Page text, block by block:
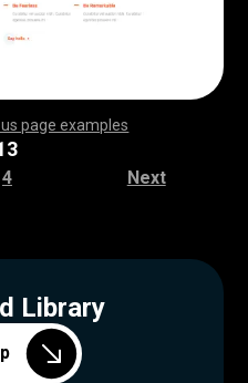
page examples
,,,,,,,,,,,,,,,,,,,,
,,,,,,,,,,,,,,,,,,,,
,,,,,,,,,,,,,,,,,,,,
,,,,,,,,,,,,,,,,,,,,
,,,,,,,,,,,,,,,,,,,,
,,,,,,,,,,,,,,,,,,,,
,,,,,,,,,,,,,,,,,,,,
,,,,,
4 Next
Library